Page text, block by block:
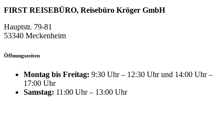
FIRST REISEBÜRO, Reisebüro Kröger GmbH
Hauptstr. 79-81
53340 Meckenheim
Öffnungszeiten
Montag bis Freitag: 9:30 Uhr – 12:30 Uhr und 14:00 Uhr –
17:00 Uhr
Samstag: 11:00 Uhr – 13:00 Uhr